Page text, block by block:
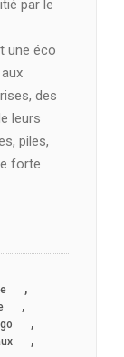
par le
une éco
des
leurs
piles,
forte
,
,
,
,